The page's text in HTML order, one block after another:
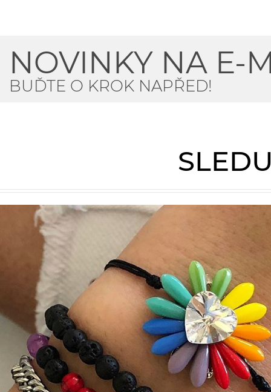
NOVINKY NA E-
BUĎTE O KROK NAPŘED!